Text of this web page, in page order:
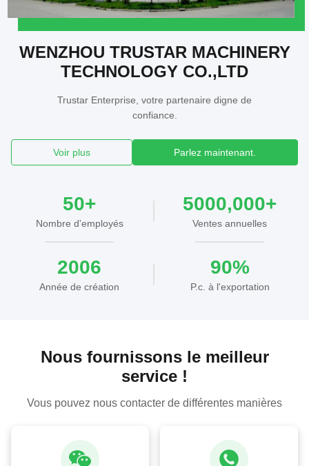
WENZHOU TRUSTAR MACHINERY
TECHNOLOGY CO.,LTD
Trustar Enterprise, votre partenaire digne de
confiance.
Voir plus Parlez maintenant.
50+
Nombre d'employés
5000,000+
Ventes annuelles
2006
Année de création
90%
P.c. à l'exportation
Nous fournissons le meilleur
service !
Vous pouvez nous contacter de différentes manières